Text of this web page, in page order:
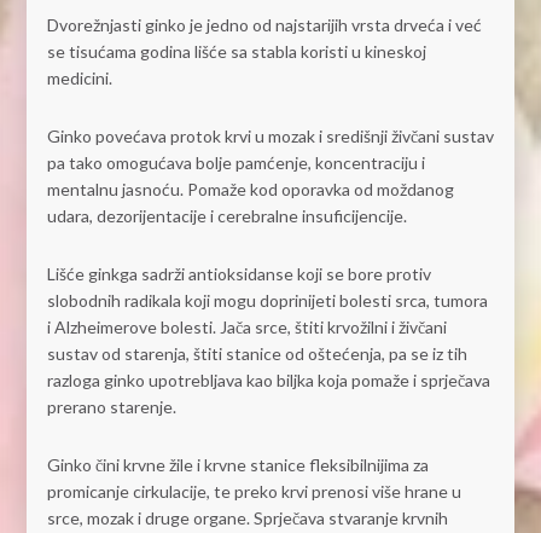
Dvorežnjasti ginko je jedno od najstarijih vrsta drveća i već
se tisućama godina lišće sa stabla koristi u kineskoj
medicini.
Ginko povećava protok krvi u mozak i središnji živčani sustav
pa tako omogućava bolje pamćenje, koncentraciju i
mentalnu jasnoću. Pomaže kod oporavka od moždanog
udara, dezorijentacije i cerebralne insuficijencije.
Lišće ginkga sadrži antioksidanse koji se bore protiv
slobodnih radikala koji mogu doprinijeti bolesti srca, tumora
i Alzheimerove bolesti. Jača srce, štiti krvožilni i živčani
sustav od starenja, štiti stanice od oštećenja, pa se iz tih
razloga ginko upotrebljava kao biljka koja pomaže i sprječava
prerano starenje.
Ginko čini krvne žile i krvne stanice fleksibilnijima za
promicanje cirkulacije, te preko krvi prenosi više hrane u
srce, mozak i druge organe. Sprječava stvaranje krvnih